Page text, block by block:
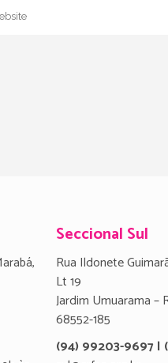
Seccional Sul
Rua Ildonete
Lt 19
Jardim Umuarama –
68552-185
(94) 99203-9697 |